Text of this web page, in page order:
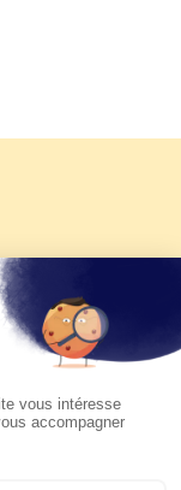
de KTO
pape Léon
sur KTO le